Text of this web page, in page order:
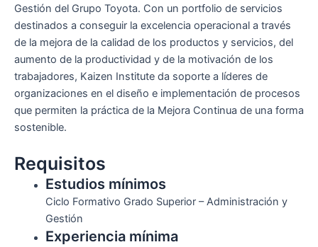
Gestión del Grupo Toyota. Con un portfolio de servicios
destinados a conseguir la excelencia operacional a través
de la mejora de la calidad de los productos y servicios, del
aumento de la productividad y de la motivación de los
trabajadores, Kaizen Institute da soporte a líderes de
organizaciones en el diseño e implementación de procesos
que permiten la práctica de la Mejora Continua de una forma
sostenible.
Requisitos
Estudios mínimos
Ciclo Formativo Grado Superior – Administración y
Gestión
Experiencia mínima